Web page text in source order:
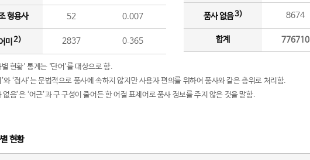
형용사 52 0.007
미 2) 2837 0.365
품사 없음3) 8674
합계 776710
현황' 통계는 '단어'를 대상으로 함.
와 ‘접사’는 문법적으로 품사에 속하지 않지만 사용자 편의를 위하여 품사와 같은 층위로 처리함.
없음’은 ‘어근’과 구 구성이 줄어든 한 어절 표제어로 품사 정보를 주지 않은 것을 말함.
현황